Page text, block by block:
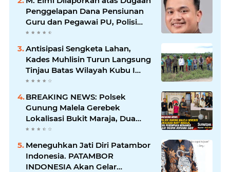
Penggelapan Dana Pensiunan
Guru dan Pegawai PU, Polisi
Pastikan Proses Hukum
Berjalan
Antisipasi Sengketa Lahan,
Kades Muhlisin Turun Langsung
Tinjau Batas Wilayah Kubu I
yang Diduga Diserobot PT Jatim
BREAKING NEWS: Polsek
Gunung Malela Gerebek
Lokalisasi Bukit Maraja, Dua
Perempuan Menangis Saat
Diciduk Bersama Sabu
Meneguhkan Jati Diri Patambor
Indonesia. PATAMBOR
INDONESIA Akan Gelar